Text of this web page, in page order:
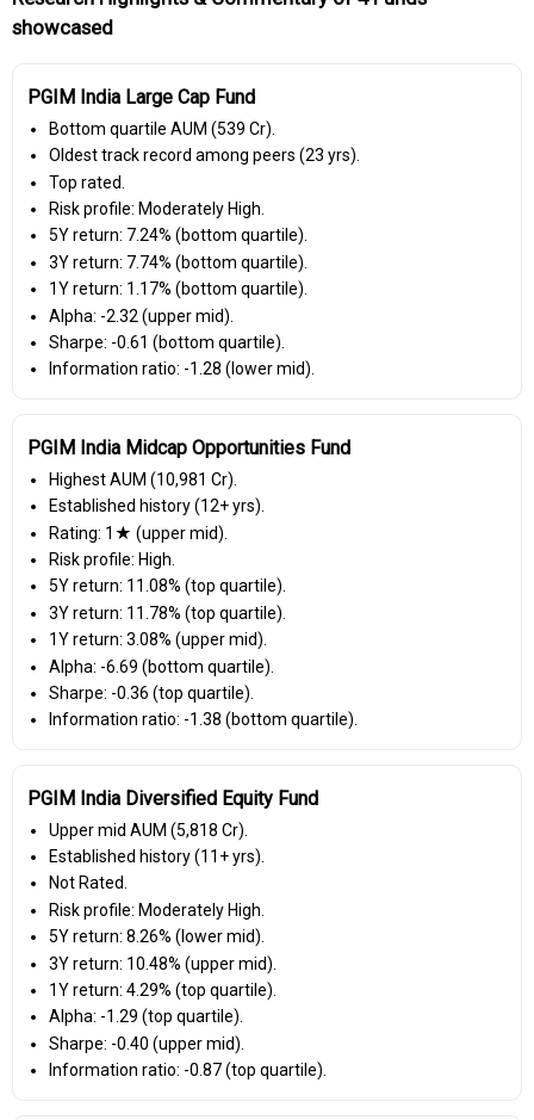
showcased
PGIM India Large Cap Fund
Bottom quartile AUM (₹539 Cr).
Oldest track record among peers (23 yrs).
Top rated.
Risk profile: Moderately High.
5Y return: 7.24% (bottom quartile).
3Y return: 7.74% (bottom quartile).
1Y return: 1.17% (bottom quartile).
Alpha: -2.32 (upper mid).
Sharpe: -0.61 (bottom quartile).
Information ratio: -1.28 (lower mid).
PGIM India Midcap Opportunities Fund
Highest AUM (₹10,981 Cr).
Established history (12+ yrs).
Rating: 1★ (upper mid).
Risk profile: High.
5Y return: 11.08% (top quartile).
3Y return: 11.78% (top quartile).
1Y return: 3.08% (upper mid).
Alpha: -6.69 (bottom quartile).
Sharpe: -0.36 (top quartile).
Information ratio: -1.38 (bottom quartile).
PGIM India Diversified Equity Fund
Upper mid AUM (₹5,818 Cr).
Established history (11+ yrs).
Not Rated.
Risk profile: Moderately High.
5Y return: 8.26% (lower mid).
3Y return: 10.48% (upper mid).
1Y return: 4.29% (top quartile).
Alpha: -1.29 (top quartile).
Sharpe: -0.40 (upper mid).
Information ratio: -0.87 (top quartile).